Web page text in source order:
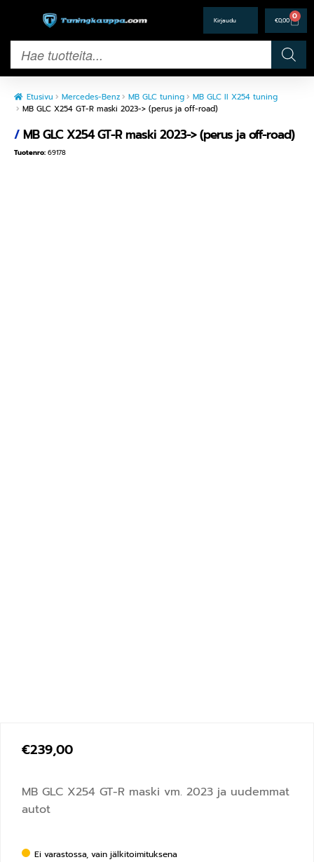
€0,00 0
Etusivu Mercedes-Benz MB GLC tuning
MB GLC II X254 tuning
MB GLC X254 GT-R maski 2023-> (perus ja off-road)
/MB GLC X254 GT-R maski 2023-> (perus ja off-road)
Tuotenro: 69178
€239,00
MB GLC X254 GT-R maski vm. 2023 ja uudemmat
autot
Ei varastossa, vain jälkitoimituksena